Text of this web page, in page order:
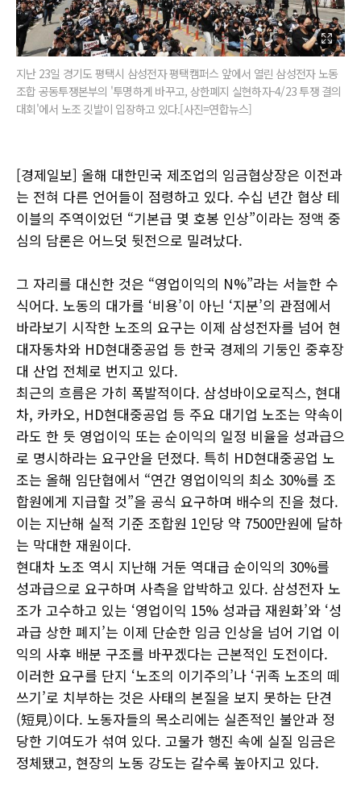
지난 23일 경기도 평택시 삼성전자 평택캠퍼스 앞에서 열린 삼성전자 노동
조합 공동투쟁본부의 '투명하게 바꾸고, 상한폐지 실현하자-4/23 투쟁 결의
대회'에서 노조 깃발이 입장하고 있다.[사진=연합뉴스]
[경제일보] 올해 대한민국 제조업의 임금협상장은 이전과
는 전혀 다른 언어들이 점령하고 있다. 수십 년간 협상 테
이블의 주역이었던 “기본급 몇 호봉 인상”이라는 정액 중
심의 담론은 어느덧 뒷전으로 밀려났다.
그 자리를 대신한 것은 “영업이익의 N%”라는 서늘한 수
식어다. 노동의 대가를 ‘비용’이 아닌 ‘지분’의 관점에서
바라보기 시작한 노조의 요구는 이제 삼성전자를 넘어 현
대자동차와 HD현대중공업 등 한국 경제의 기둥인 중후장
대 산업 전체로 번지고 있다.
최근의 흐름은 가히 폭발적이다. 삼성바이오로직스, 현대
차, 카카오, HD현대중공업 등 주요 대기업 노조는 약속이
라도 한 듯 영업이익 또는 순이익의 일정 비율을 성과급으
로 명시하라는 요구안을 던졌다. 특히 HD현대중공업 노
조는 올해 임단협에서 “연간 영업이익의 최소 30%를 조
합원에게 지급할 것”을 공식 요구하며 배수의 진을 쳤다.
이는 지난해 실적 기준 조합원 1인당 약 7500만원에 달하
는 막대한 재원이다.
현대차 노조 역시 지난해 거둔 역대급 순이익의 30%를
성과급으로 요구하며 사측을 압박하고 있다. 삼성전자 노
조가 고수하고 있는 ‘영업이익 15% 성과급 재원화’와 ‘성
과급 상한 폐지’는 이제 단순한 임금 인상을 넘어 기업 이
익의 사후 배분 구조를 바꾸겠다는 근본적인 도전이다.
이러한 요구를 단지 ‘노조의 이기주의’나 ‘귀족 노조의 떼
쓰기’로 치부하는 것은 사태의 본질을 보지 못하는 단견
(短見)이다. 노동자들의 목소리에는 실존적인 불안과 정
당한 기여도가 섞여 있다. 고물가 행진 속에 실질 임금은
정체됐고, 현장의 노동 강도는 갈수록 높아지고 있다.